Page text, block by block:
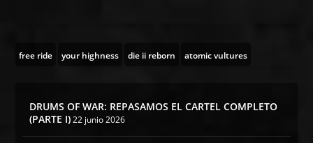
free ride your highness die ii reborn atomic vultures
DRUMS OF WAR: REPASAMOS EL CARTEL COMPLETO
(PARTE I) 22 junio 2026